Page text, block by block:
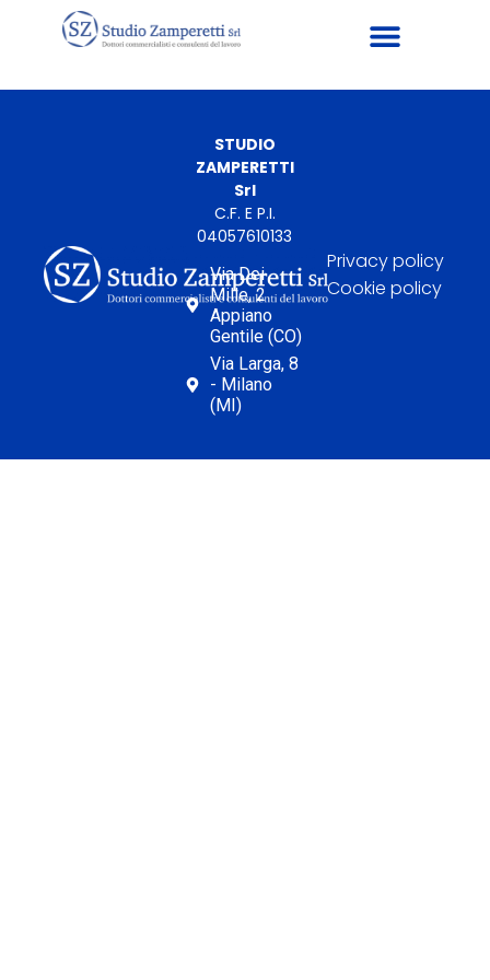
STUDIO
ZAMPERETTI
Srl
C.F. E P.I.
04057610133
Via Dei
Mille, 2
Appiano
Gentile (CO)
Via Larga, 8
- Milano
(MI)
Privacy policy
Cookie policy